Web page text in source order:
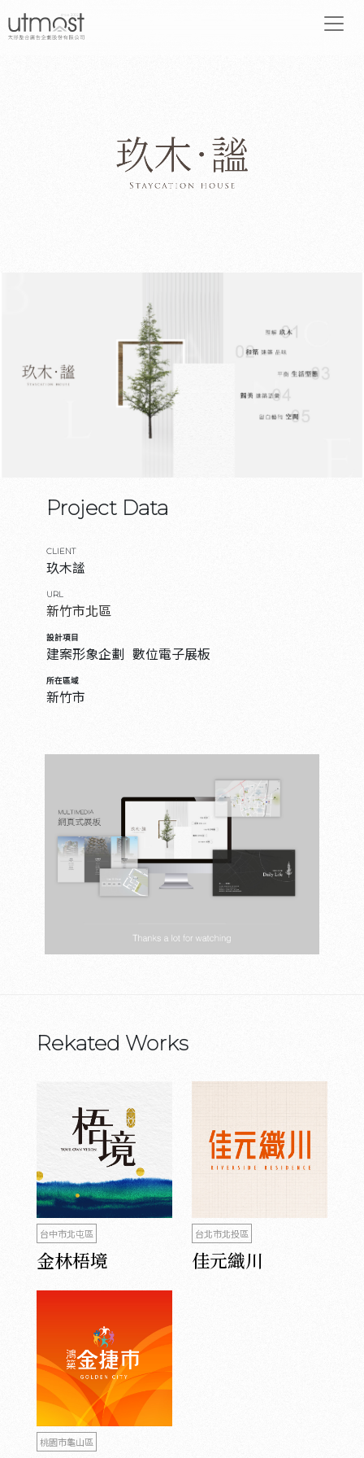
Project Data
CLIENT
玖木謐
URL
新竹市北區
設計項目
建案形象企劃 數位電子展板
所在區域
新竹市
Rekated Works
台中市北屯區
金林梧境
台北市北投區
佳元織川
桃園市龜山區